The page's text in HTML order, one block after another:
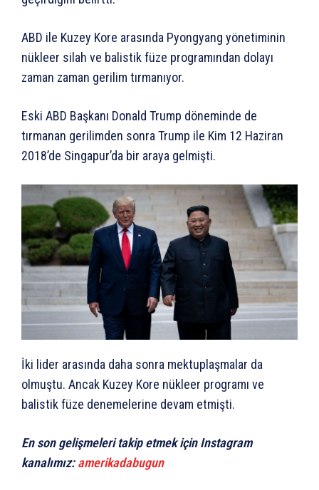
ABD ile Kuzey Kore arasında Pyongyang yönetiminin
nükleer silah ve balistik füze programından dolayı
zaman zaman gerilim tırmanıyor.
Eski ABD Başkanı Donald Trump döneminde de
tırmanan gerilimden sonra Trump ile Kim 12 Haziran
2018’de Singapur’da bir araya gelmişti.
İki lider arasında daha sonra mektuplaşmalar da
olmuştu. Ancak Kuzey Kore nükleer programı ve
balistik füze denemelerine devam etmişti.
En son gelişmeleri takip etmek için Instagram
kanalımız:amerikadabugun